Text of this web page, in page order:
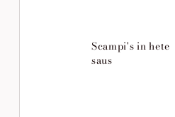
Scampi's in hete
saus